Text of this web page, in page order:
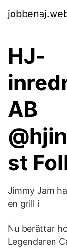
HJ-
AB
st
Jimmy Jam
en grill i
Nu berättar
Legendaren